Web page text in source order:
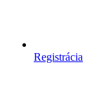
Registrácia